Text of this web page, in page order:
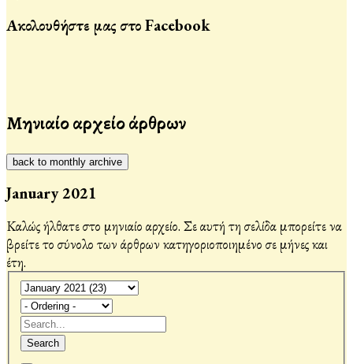
Ακολουθήστε μας στο Facebook
Μηνιαίο αρχείο άρθρων
back to monthly archive
January 2021
Καλώς ήλθατε στο μηνιαίο αρχείο. Σε αυτή τη σελίδα μπορείτε να
βρείτε το σύνολο των άρθρων κατηγοριοποιημένο σε μήνες και
έτη.
Search